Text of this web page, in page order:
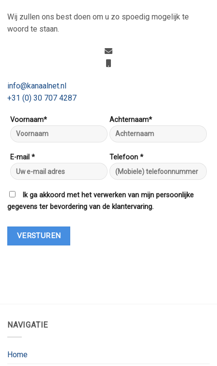
Wij zullen ons best doen om u zo spoedig mogelijk te
woord te staan.
info@kanaalnet.nl
+31 (0) 30 707 4287
Voornaam* Achternaam*
E-mail * Telefoon *
Ik ga akkoord met het verwerken van mijn persoonlijke
gegevens ter bevordering van de klantervaring.
NAVIGATIE
Home